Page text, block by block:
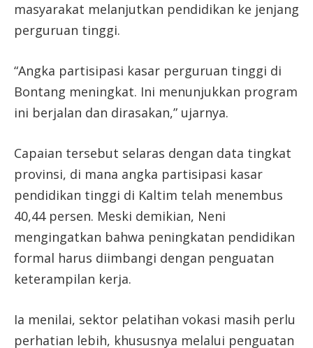
masyarakat melanjutkan pendidikan ke jenjang
perguruan tinggi.
“Angka partisipasi kasar perguruan tinggi di
Bontang meningkat. Ini menunjukkan program
ini berjalan dan dirasakan,” ujarnya.
Capaian tersebut selaras dengan data tingkat
provinsi, di mana angka partisipasi kasar
pendidikan tinggi di Kaltim telah menembus
40,44 persen. Meski demikian, Neni
mengingatkan bahwa peningkatan pendidikan
formal harus diimbangi dengan penguatan
keterampilan kerja.
Ia menilai, sektor pelatihan vokasi masih perlu
perhatian lebih, khususnya melalui penguatan